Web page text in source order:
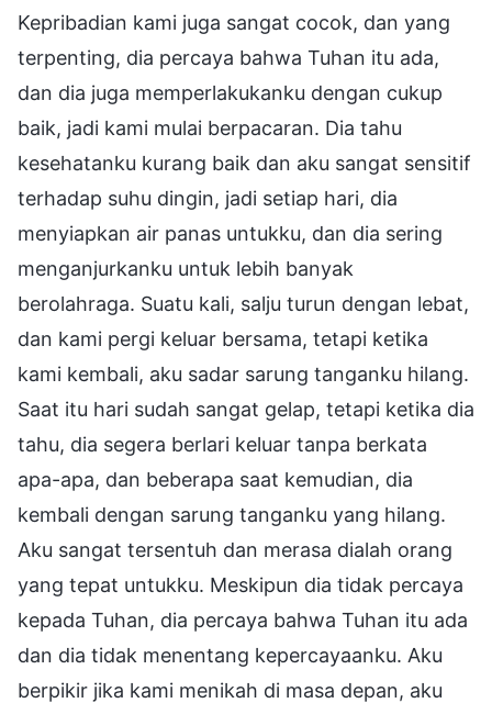
Kepribadian kami juga sangat cocok, dan yang
terpenting, dia percaya bahwa Tuhan itu ada,
dan dia juga memperlakukanku dengan cukup
baik, jadi kami mulai berpacaran. Dia tahu
kesehatanku kurang baik dan aku sangat sensitif
terhadap suhu dingin, jadi setiap hari, dia
menyiapkan air panas untukku, dan dia sering
menganjurkanku untuk lebih banyak
berolahraga. Suatu kali, salju turun dengan lebat,
dan kami pergi keluar bersama, tetapi ketika
kami kembali, aku sadar sarung tanganku hilang.
Saat itu hari sudah sangat gelap, tetapi ketika dia
tahu, dia segera berlari keluar tanpa berkata
apa-apa, dan beberapa saat kemudian, dia
kembali dengan sarung tanganku yang hilang.
Aku sangat tersentuh dan merasa dialah orang
yang tepat untukku. Meskipun dia tidak percaya
kepada Tuhan, dia percaya bahwa Tuhan itu ada
dan dia tidak menentang kepercayaanku. Aku
berpikir jika kami menikah di masa depan, aku